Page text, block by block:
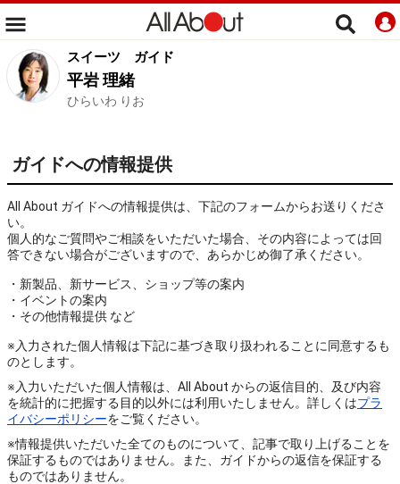
スイーツ ガイド
平岩 理緒
ひらいわ りお
ガイドへの情報提供
All About ガイドへの情報提供は、下記のフォームからお送りくださ
い。
個人的なご質問やご相談をいただいた場合、その内容によっては回
答できない場合がございますので、あらかじめ御了承ください。
・新製品、新サービス、ショップ等の案内
・イベントの案内
・その他情報提供 など
※入力された個人情報は下記に基づき取り扱われることに同意するも
のとします。
※入力いただいた個人情報は、All About からの返信目的、及び内容
を統計的に把握する目的以外には利用いたしません。詳しくはプラ
イバシーポリシーをご覧ください。
※情報提供いただいた全てのものについて、記事で取り上げることを
保証するものではありません。また、ガイドからの返信を保証する
ものではありません。